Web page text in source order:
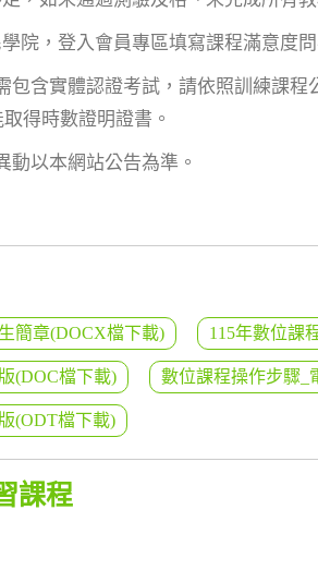
院，登入會員專區填寫課程滿意度
包含實體認證考試，請依照訓練課
得時數證明證書。
動以本網站公告為準。
簡章(DOCX檔下載) 115年數位課
(DOC檔下載) 數位課程操作步驟_
(ODT檔下載)
課程